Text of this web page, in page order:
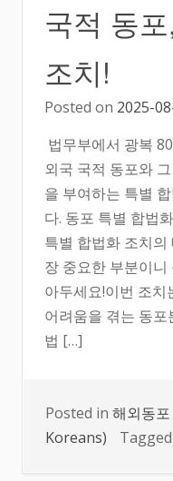
국적 동
조치!
Posted on 2025-
법무부에서 광복
외국 국적 동포와
을 부여하는 특별
다. 동포 특별 합법
특별 합법화 조치
장 중요한 부분이
아두세요!이번 조치
어려움을 겪는 동포
법 […]
Posted in 해외동
Koreans)
Tagged